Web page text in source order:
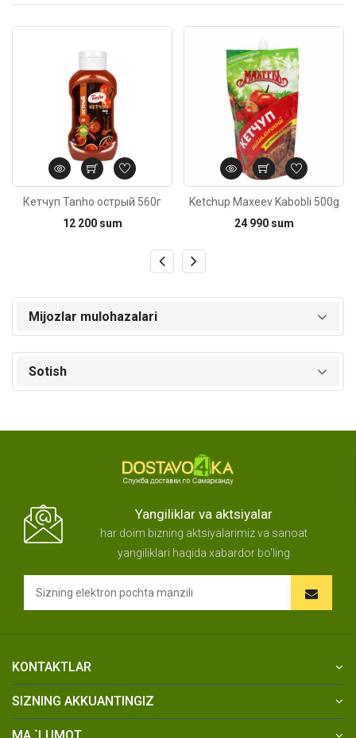
Кетчуп Tanho острый 560г
12 200 sum
Ketchup Maxeev Kabobli 500g
24 990 sum
Mijozlar mulohazalari
Sotish
Yangiliklar va aktsiyalar
har doim bizning aktsiyalarimiz va sanoat
yangiliklari haqida xabardor bo'ling
KONTAKTLAR
SIZNING AKKUANTINGIZ
MA `LUMOT